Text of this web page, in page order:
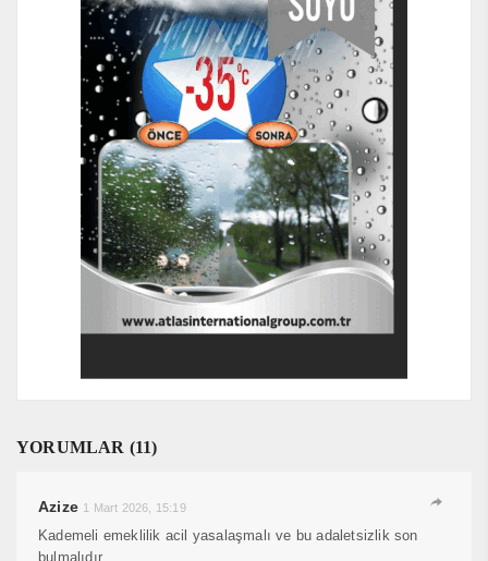
YORUMLAR (11)
Azize 1 Mart 2026, 15:19
Kademeli emeklilik acil yasalaşmalı ve bu adaletsizlik son
bulmalıdır.